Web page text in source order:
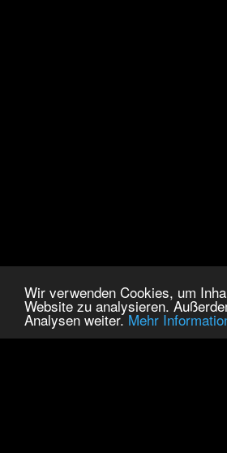
Wir verwenden Cookies, um
Website zu analysieren.
Analysen weiter. Mehr